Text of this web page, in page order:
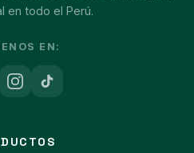
en todo el Perú.
EN: